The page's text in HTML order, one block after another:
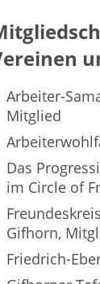
Arbeiter-
Mitglied
Das
im Circle of
Gifhorn,
Friedrich-